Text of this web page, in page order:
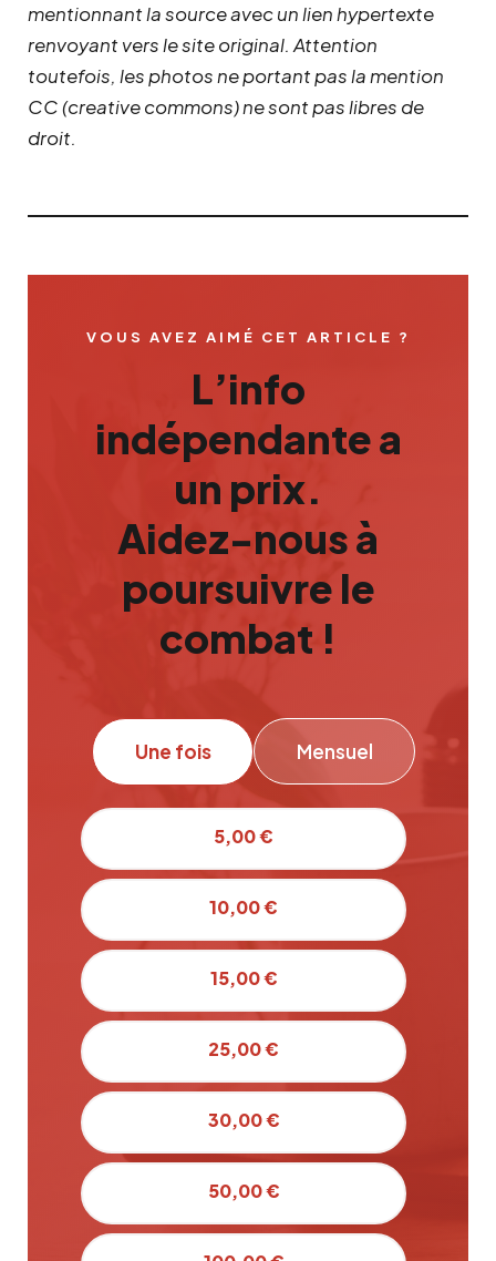
mentionnant la source avec un lien hypertexte
renvoyant vers le site original. Attention
toutefois, les photos ne portant pas la mention
CC (creative commons) ne sont pas libres de
droit.
VOUS AVEZ AIMÉ CET ARTICLE ?
L’info
indépendante a
un prix.
Aidez-nous à
poursuivre le
combat !
Une fois Mensuel
5,00 €
10,00 €
15,00 €
25,00 €
30,00 €
50,00 €